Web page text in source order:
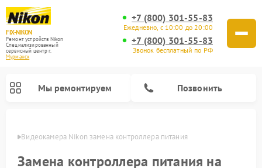
FIX-NIKON
Ремонт устройств Nikon
Специализированный
cервисный центр г.
Мурманск
+7 (800) 301-55-83
Ежедневно, с 10:00 до 20:00
+7 (800) 301-55-83
Звонок бесплатный по РФ
Мы ремонтируем Позвонить
Видеокамера Nikon замена контроллера питания
Замена контроллера питания на